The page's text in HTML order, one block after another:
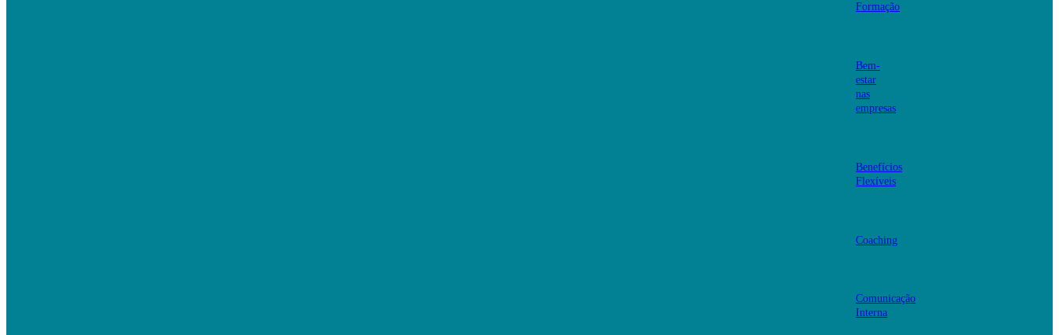
Formação
Bem-
estar
nas
empresas
Benefícios
Flexíveis
Coaching
Comunicação
Interna